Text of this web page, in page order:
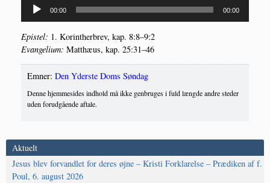
Lydafspiller
00:00 00:00
Epi­stel: 1. Kor­int­her­brev, kap. 8:8–9:2
Evan­ge­li­um: Mat­t­hæus, kap. 25:31–46
Emner: Den Yderste Doms Søndag
Denne hjemmesides indhold må ikke genbruges i fuld længde andre steder
uden forudgående aftale.
Aktuelt
Jesus blev forvandlet for deres øjne – Kristi Forklarelse – Prædiken af f.
Poul, 6. august 2026